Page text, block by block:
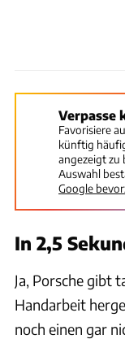
Verpasse
Favorisiere
künftig
angezeigt zu
Auswahl
Google
In 2,5
Ja, Porsche gibt
Handarbeit
noch einen gar